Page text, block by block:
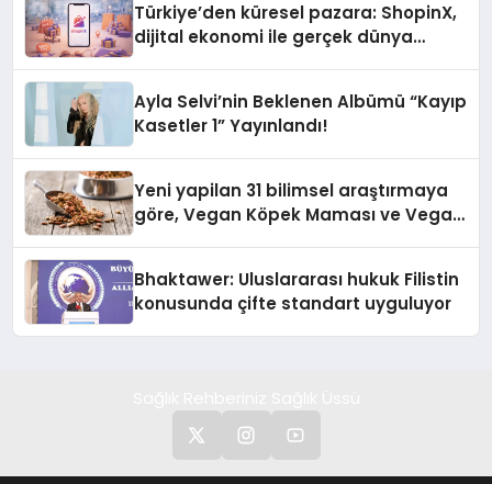
Türkiye’den küresel pazara: ShopinX,
dijital ekonomi ile gerçek dünya
Ayla Selvi’nin Beklenen Albümü “Kayıp
Kasetler 1” Yayınlandı!
Yeni yapilan 31 bilimsel araştırmaya
göre, Vegan Köpek Maması ve Vegan
Bhaktawer: Uluslararası hukuk Filistin
konusunda çifte standart uyguluyor